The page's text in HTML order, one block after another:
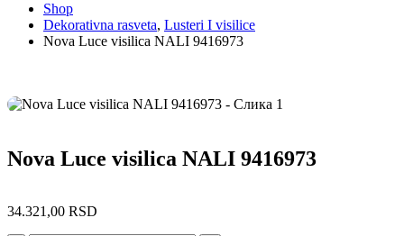
Shop
Dekorativna rasveta, Lusteri I visilice
Nova Luce visilica NALI 9416973
Nova Luce visilica NALI 9416973
34.321,00 RSD